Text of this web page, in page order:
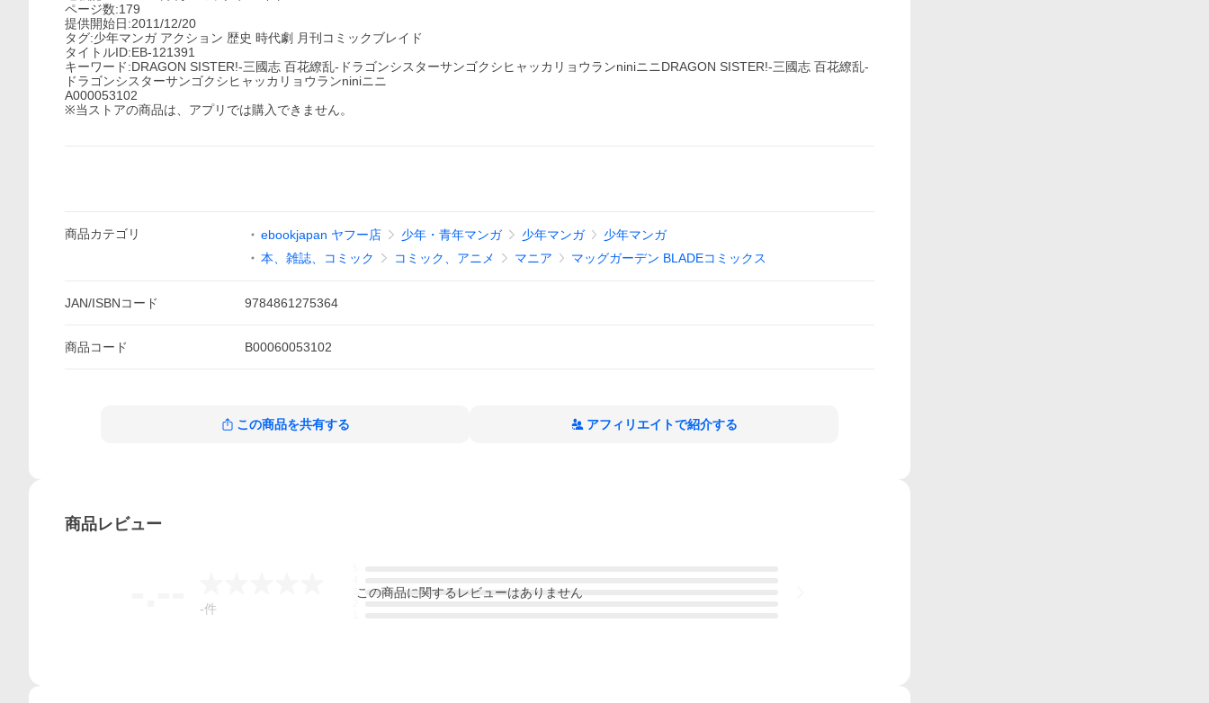
ページ数:179
提供開始日:2011/12/20
タグ:少年マンガ アクション 歴史 時代劇 月刊コミックブレイド
タイトルID:EB-121391
キーワード:DRAGON SISTER!-三國志 百花繚乱-ドラゴンシスターサンゴクシヒャッカリョウランniniニニDRAGON SISTER!-三國志 百花繚乱-
ドラゴンシスターサンゴクシヒャッカリョウランniniニニ
A000053102
※当ストアの商品は、アプリでは購入できません。
商品カテゴリ ebookjapan ヤフー店 少年・青年マンガ 少年マンガ
少年マンガ
本、雑誌、コミック
コミック、アニメ マニア マッグガーデン BLADEコミックス
JAN/ISBNコード 9784861275364
商品コード B00060053102
この商品を共有する アフィリエイトで紹介する
商品レビュー
-件
この商品に関するレビューはありません